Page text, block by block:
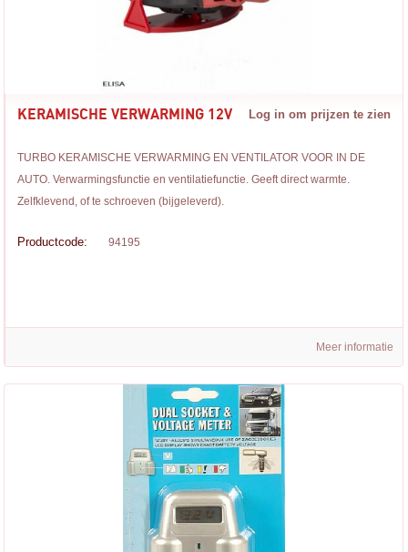
KERAMISCHE VERWARMING 12V Log in om prijzen te zien
TURBO KERAMISCHE VERWARMING EN VENTILATOR VOOR IN DE
AUTO. Verwarmingsfunctie en ventilatiefunctie. Geeft direct warmte.
Zelfklevend, of te schroeven (bijgeleverd).
Productcode: 94195
Meer informatie